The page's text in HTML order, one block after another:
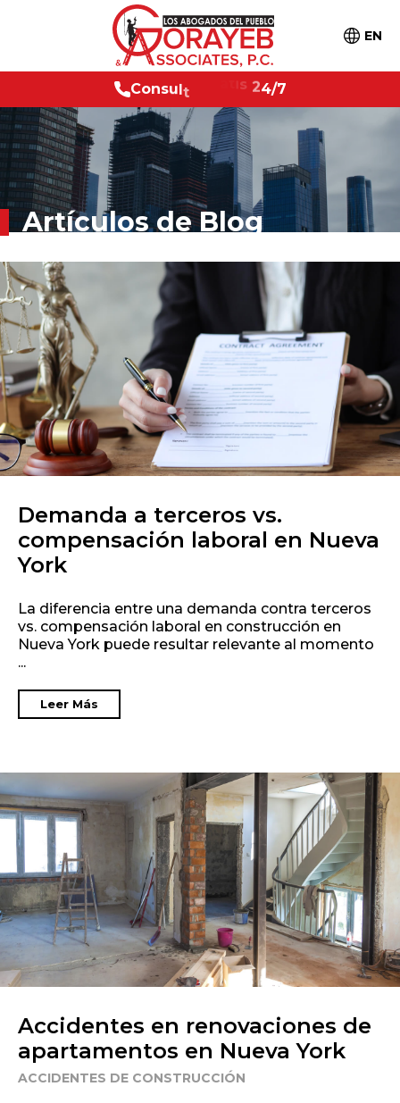
EN
Consulta s 24/7
Artículos de Blog
Demanda a terceros vs.
compensación laboral en Nueva
York
La diferencia entre una demanda contra terceros
vs. compensación laboral en construcción en
Nueva York puede resultar relevante al momento
...
Leer Más
Accidentes en renovaciones de
apartamentos en Nueva York
ACCIDENTES DE CONSTRUCCIÓN